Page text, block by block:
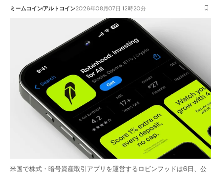
ミームコインアルトコイン2026年08月07日 12時20分
米国で株式・暗号資産取引アプリを運営するロビンフッドは6日、公